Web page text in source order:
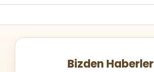
Bizden Haberler